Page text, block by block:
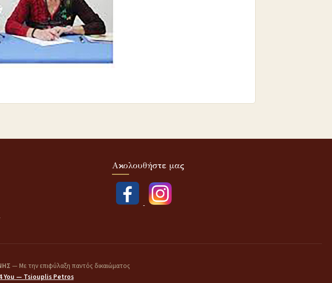
Ακολουθήστε μας
— Με την επιφύλαξη παντός δικαιώματος
You — Tsiouplis Petros